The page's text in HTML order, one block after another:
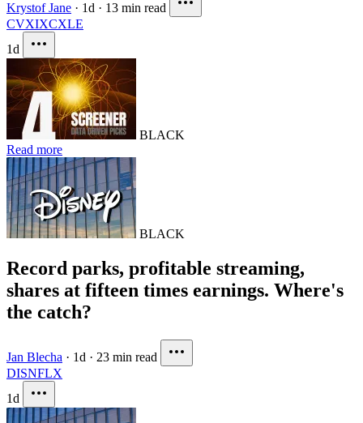
Krystof Jane · 1d · 13 min read
CVXIXCXLE
1d
BLACK
Read more
BLACK
Record parks, profitable streaming,
shares at fifteen times earnings. Where's
the catch?
Jan Blecha · 1d · 23 min read
DISNFLX
1d